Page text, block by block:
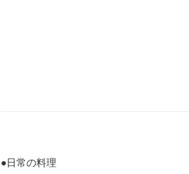
●日常の料理